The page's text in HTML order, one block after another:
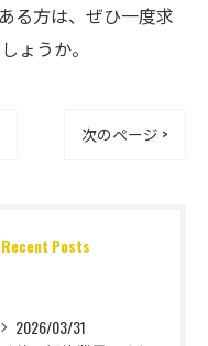
る方は、ぜひ一度求
ょうか。
次のページ >
Recent Posts
2026/03/31